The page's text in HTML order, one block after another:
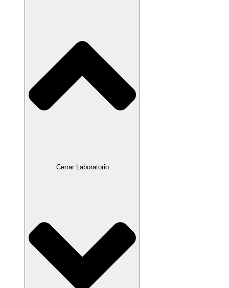
Cerrar Laboratorio